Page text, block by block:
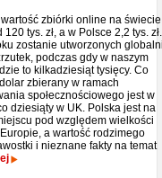
zbiórki online na świecie
120 tys. zł, a w Polsce 2,2 tys. zł.
zostanie utworzonych
podczas gdy w naszym
to kilkadziesiąt tysięcy. Co
zbierany w ramach
społecznościowego jest w
dziesiąty w UK. Polska jest na
pod względem wielkości
a wartość rodzimego
i nieznane fakty na temat